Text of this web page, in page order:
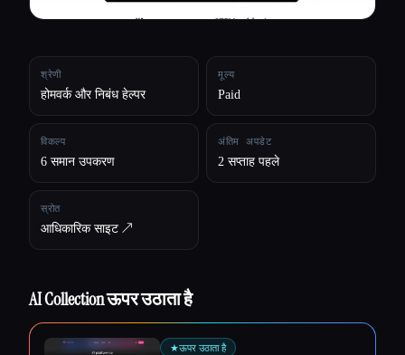
Esc
श्रेणी
होमवर्क और निबंध हेल्पर
मूल्य
Paid
विकल्प
6 समान उपकरण
अंतिम अपडेट
2 सप्ताह पहले
स्रोत
आधिकारिक साइट ↗︎
AI Collection ऊपर उठाता है
★ऊपर उठाता है